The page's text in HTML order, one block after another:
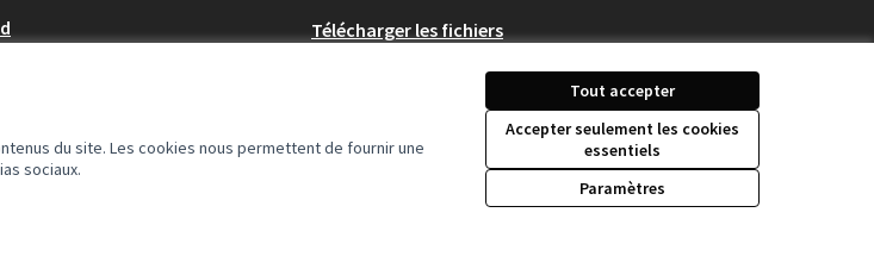
du site. Les cookies nous permettent de fournir une
sociaux.
Tout accepter
Accepter seulement les cookies
essentiels
Paramètres
Télécharger les fichiers